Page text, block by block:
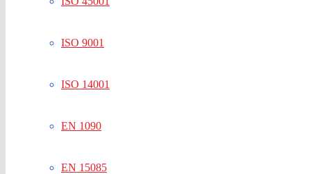
ISO 9001
ISO 14001
EN 1090
EN 15085